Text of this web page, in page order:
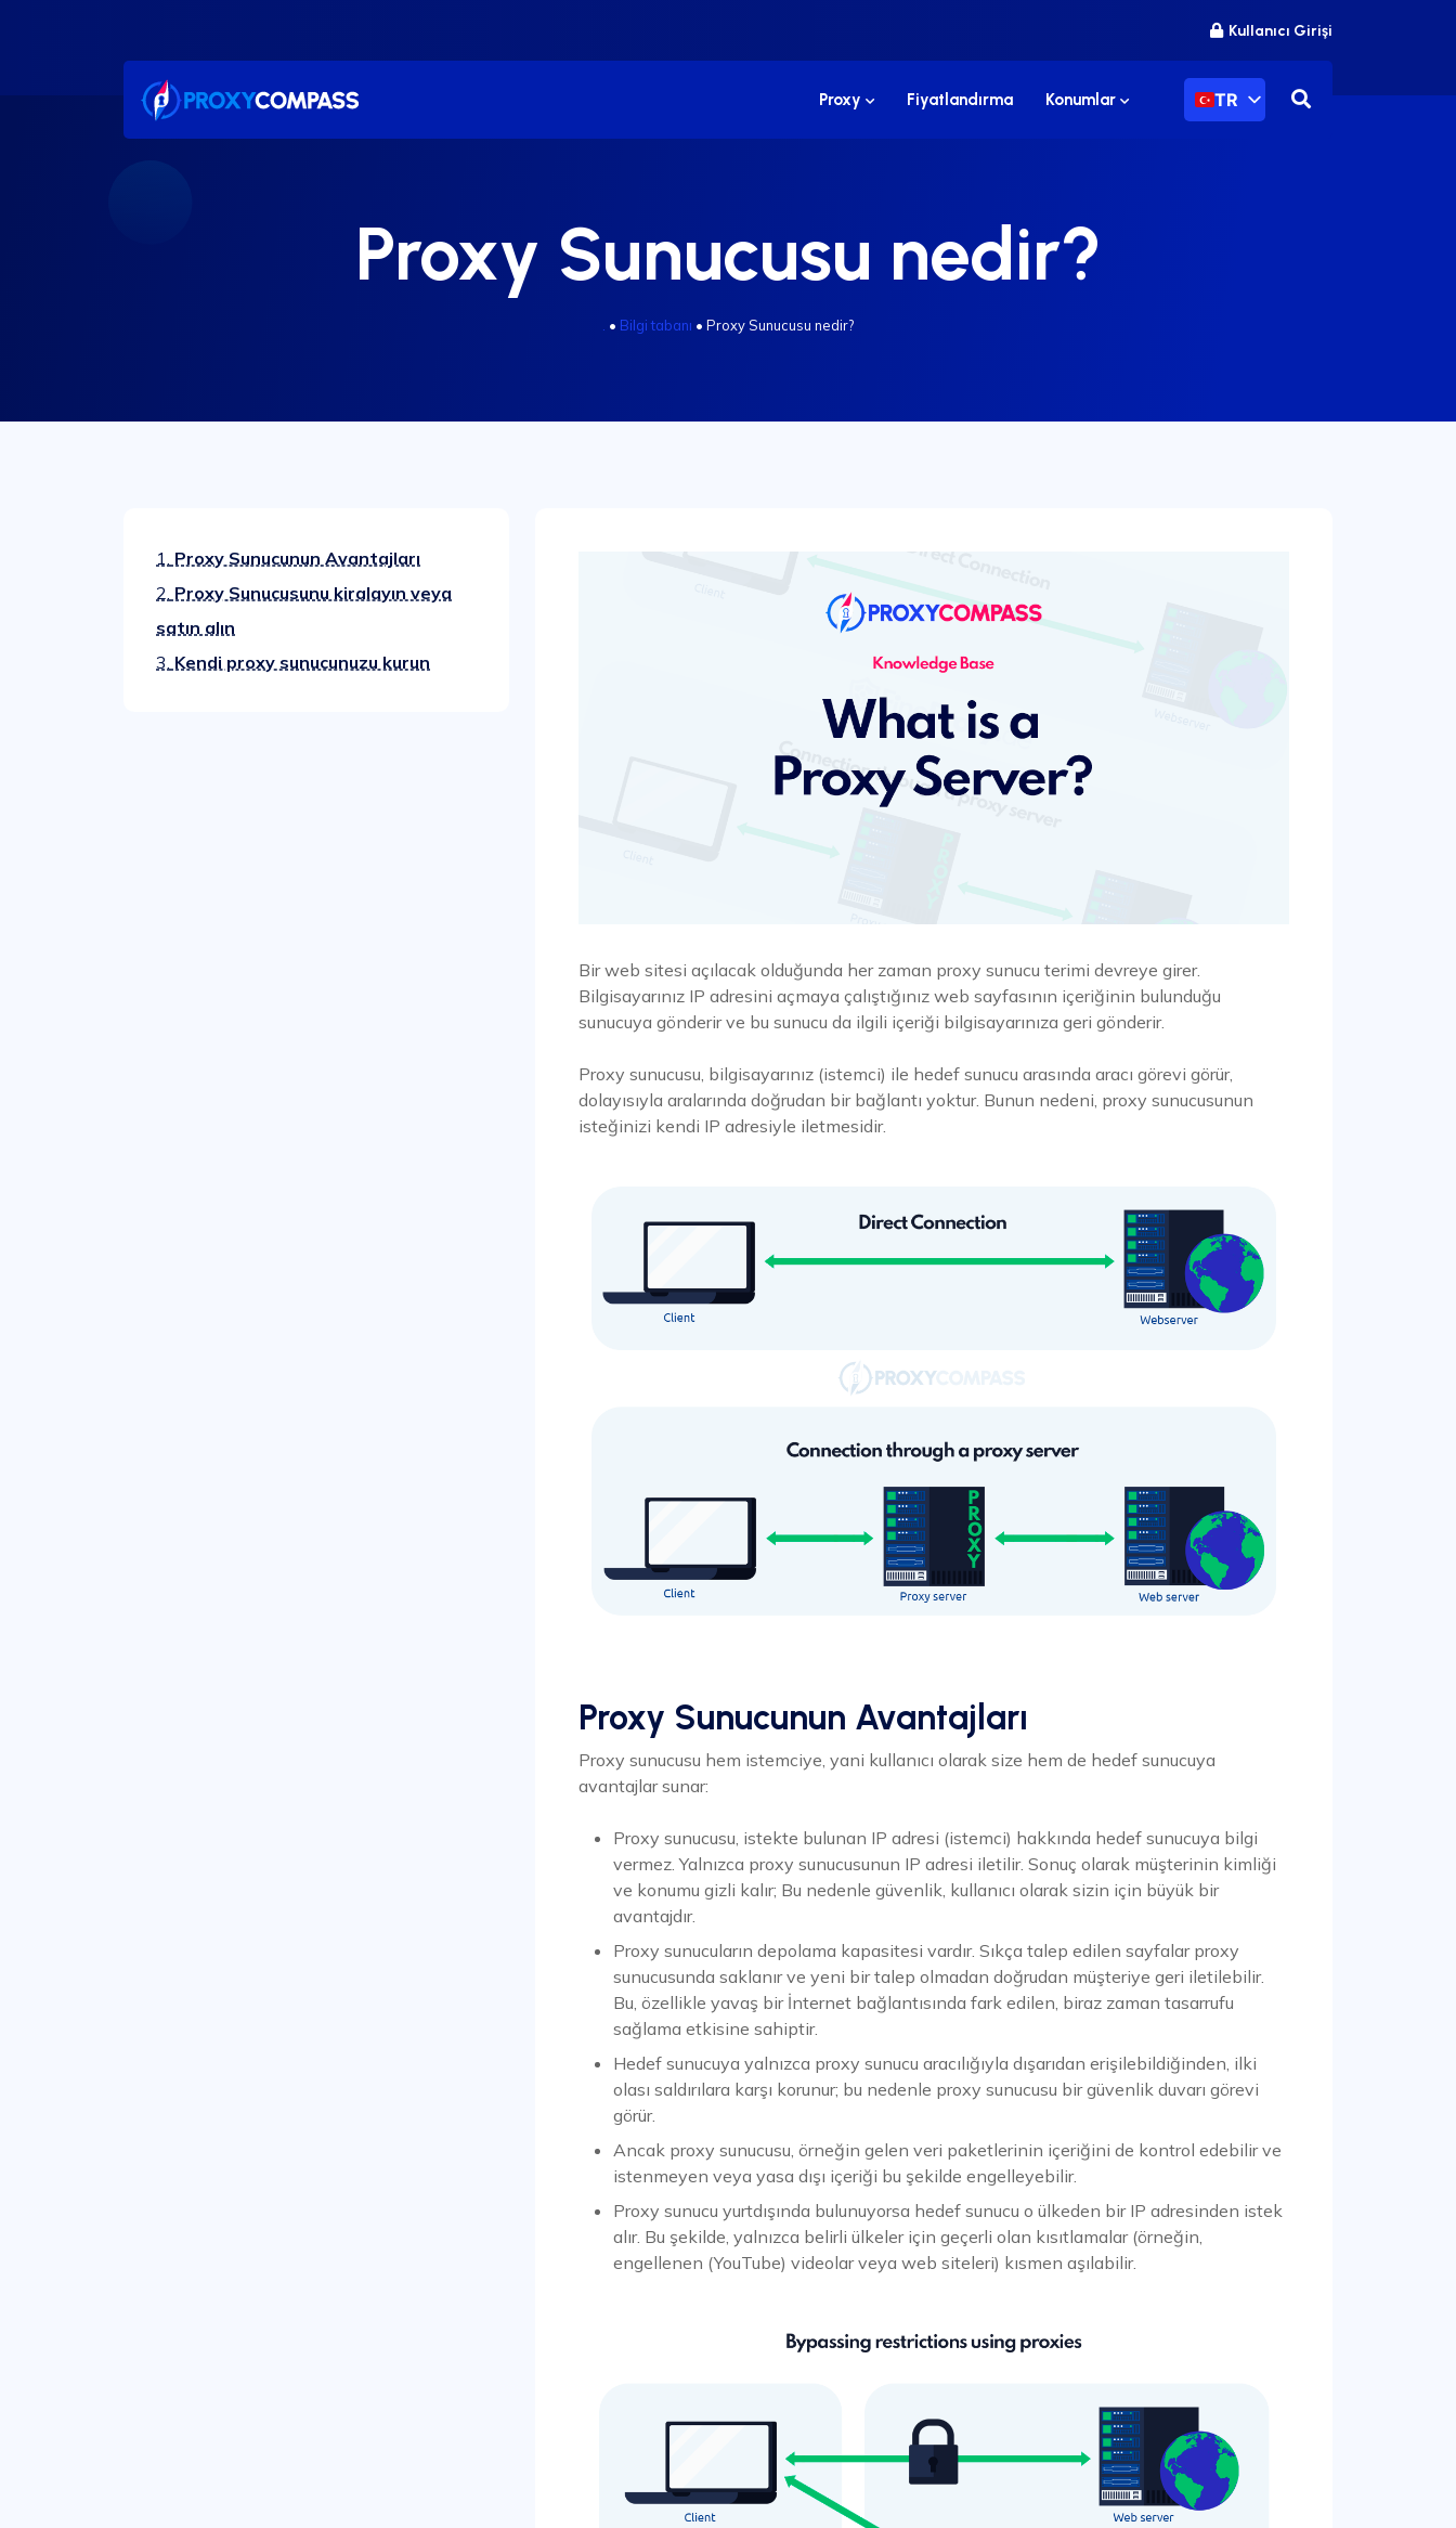
Kullanıcı Girişi
Proxy Fiyatlandırma Konumlar TR
Proxy Sunucusu nedir?
• Bilgi tabanı • Proxy Sunucusu nedir?
1. Proxy Sunucunun Avantajları
2. Proxy Sunucusunu kiralayın veya
satın alın
3. Kendi proxy sunucunuzu kurun
Bir web sitesi açılacak olduğunda her zaman proxy sunucu terimi devreye girer.
Bilgisayarınız IP adresini açmaya çalıştığınız web sayfasının içeriğinin bulunduğu
sunucuya gönderir ve bu sunucu da ilgili içeriği bilgisayarınıza geri gönderir.
Proxy sunucusu, bilgisayarınız (istemci) ile hedef sunucu arasında aracı görevi görür,
dolayısıyla aralarında doğrudan bir bağlantı yoktur. Bunun nedeni, proxy sunucusunun
isteğinizi kendi IP adresiyle iletmesidir.
Proxy Sunucunun Avantajları
Proxy sunucusu hem istemciye, yani kullanıcı olarak size hem de hedef sunucuya
avantajlar sunar:
Proxy sunucusu, istekte bulunan IP adresi (istemci) hakkında hedef sunucuya bilgi
vermez. Yalnızca proxy sunucusunun IP adresi iletilir. Sonuç olarak müşterinin kimliği
ve konumu gizli kalır; Bu nedenle güvenlik, kullanıcı olarak sizin için büyük bir
avantajdır.
Proxy sunucuların depolama kapasitesi vardır. Sıkça talep edilen sayfalar proxy
sunucusunda saklanır ve yeni bir talep olmadan doğrudan müşteriye geri iletilebilir.
Bu, özellikle yavaş bir İnternet bağlantısında fark edilen, biraz zaman tasarrufu
sağlama etkisine sahiptir.
Hedef sunucuya yalnızca proxy sunucu aracılığıyla dışarıdan erişilebildiğinden, ilki
olası saldırılara karşı korunur; bu nedenle proxy sunucusu bir güvenlik duvarı görevi
görür.
Ancak proxy sunucusu, örneğin gelen veri paketlerinin içeriğini de kontrol edebilir ve
istenmeyen veya yasa dışı içeriği bu şekilde engelleyebilir.
Proxy sunucu yurtdışında bulunuyorsa hedef sunucu o ülkeden bir IP adresinden istek
alır. Bu şekilde, yalnızca belirli ülkeler için geçerli olan kısıtlamalar (örneğin,
engellenen (YouTube) videolar veya web siteleri) kısmen aşılabilir.